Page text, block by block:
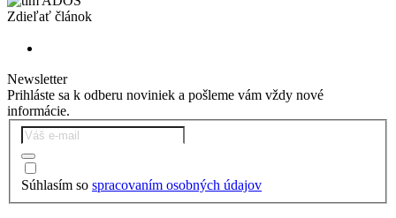
Zdieľať článok
Newsletter
Prihláste sa k odberu noviniek a pošleme vám vždy nové
informácie.
Súhlasím so spracovaním osobných údajov